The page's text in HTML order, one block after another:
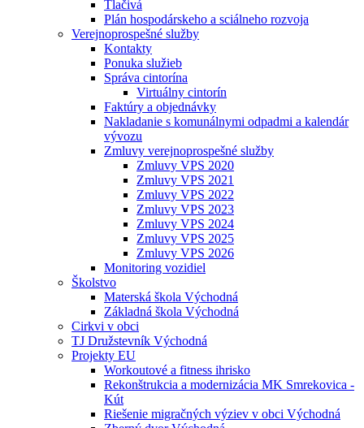
Tlačivá
Plán hospodárskeho a sciálneho rozvoja
Verejnoprospešné služby
Kontakty
Ponuka služieb
Správa cintorína
Virtuálny cintorín
Faktúry a objednávky
Nakladanie s komunálnymi odpadmi a kalendár
vývozu
Zmluvy verejnoprospešné služby
Zmluvy VPS 2020
Zmluvy VPS 2021
Zmluvy VPS 2022
Zmluvy VPS 2023
Zmluvy VPS 2024
Zmluvy VPS 2025
Zmluvy VPS 2026
Monitoring vozidiel
Školstvo
Materská škola Východná
Základná škola Východná
Cirkvi v obci
TJ Družstevník Východná
Projekty EU
Workoutové a fitness ihrisko
Rekonštrukcia a modernizácia MK Smrekovica -
Kút
Riešenie migračných výziev v obci Východná